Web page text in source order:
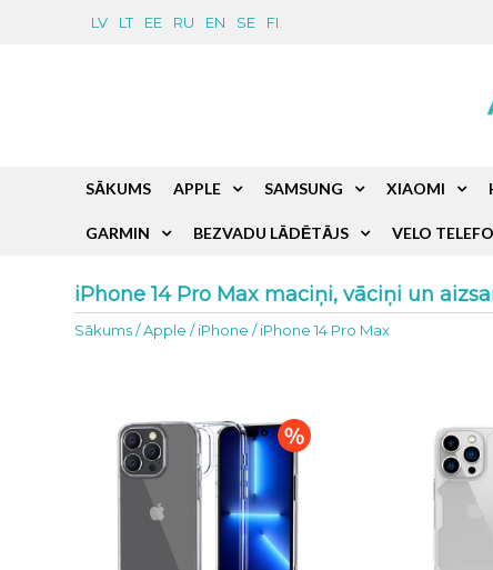
LV LT EE RU EN SE FI
iPhone 14 Pro Max maciņi, vāciņi un
Sākums/Apple /iPhone /iPhone 14 Pro Max
SĀKUMS APPLE SAMSUNG XIAOMI
GARMIN BEZVADU LĀDĒTĀJS VELO